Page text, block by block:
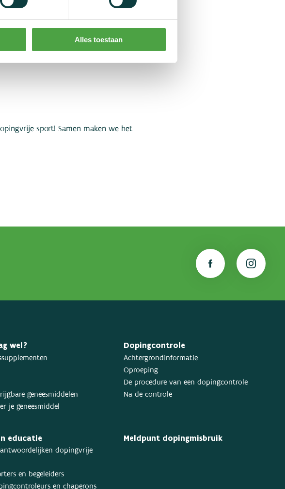
Alles toestaan
sport! Samen maken we het
wel?
geneesmiddelen
je geneesmiddel
Dopingcontrole
Achtergrondinformatie
Oproeping
De procedure van een dopingcontrole
Na de controle
educatie
dopingvrije
en begeleiders
en chaperons
Meldpunt dopingmisbruik